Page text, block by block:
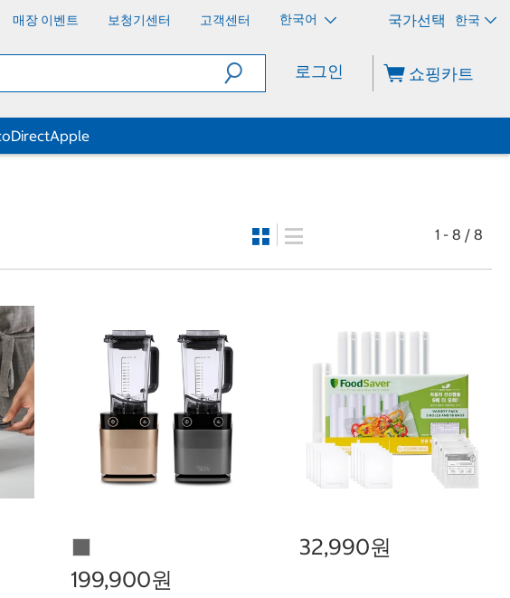
매장 이벤트 보청기센터 고객센터 한국어 한국
로그인 쇼핑카트
Apple
1 - 8 / 8
199,900원
32,990원